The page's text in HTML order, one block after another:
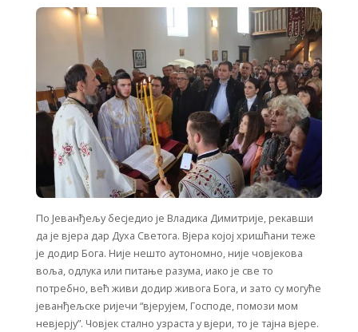
По Јеванђељу бесједио је Владика Димитрије, рекавши
да је вјера дар Духа Светога. Вјера којој хришћани теже
је додир Бога. Није нешто аутономно, није човјекова
воља, одлука или питање разума, иако је све то
потребно, већ живи додир живога Бога, и зато су могуће
јеванђељске ријечи “вјерујем, Господе, помози мом
невјерју”. Човјек стално узраста у вјери, то је тајна вјере.